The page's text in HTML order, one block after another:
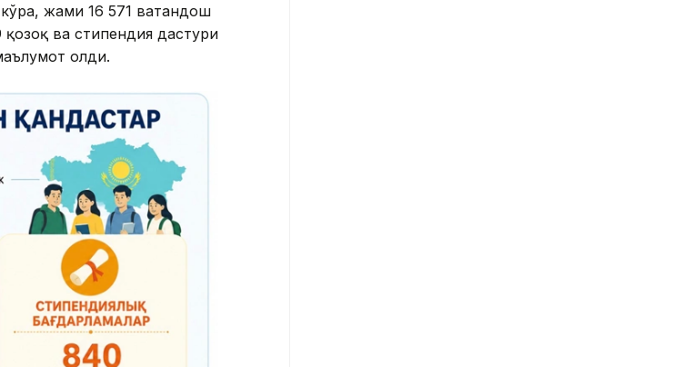
ва Қирғизистон
ўтказган. Унда
ўқишни
"йўқ" деб жавоб берган ва
"Чет элда этник қозоқ
бепул ўқиш
52 фоизи бундан бехабар
маълум қилган.